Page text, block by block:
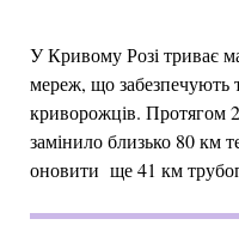
У Кривому Розі триває
мереж, що забезпечують
криворожців. Протягом
замінило близько 80 км
оновити ще 41 км